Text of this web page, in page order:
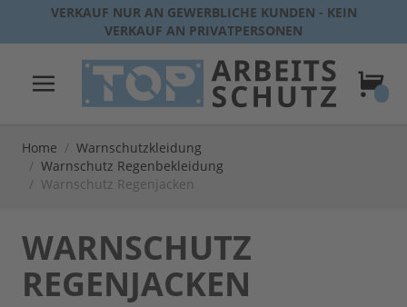
Direkt zum Inhalt
VERKAUF NUR AN GEWERBLICHE KUNDEN - KEIN
VERKAUF AN PRIVATPERSONEN
Home / Warnschutzkleidung
/ Warnschutz Regenbekleidung
/ Warnschutz Regenjacken
WARNSCHUTZ
REGENJACKEN